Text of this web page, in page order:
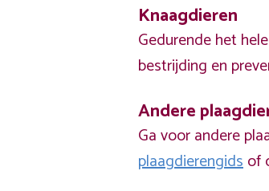
Knaagdieren
Gedurende het
bestrijding en
Andere
Ga voor andere
plaagdierengidsof